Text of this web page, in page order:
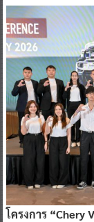
โครงการ “Chery